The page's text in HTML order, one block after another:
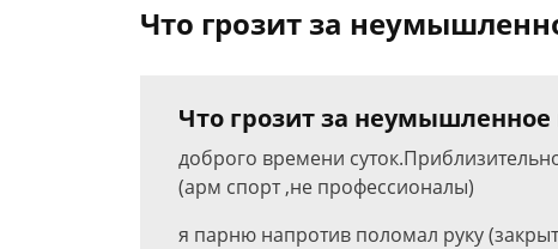
Что грозит за
Что грозит за неумышленное
доброго времени
(арм спорт ,не профессионалы)
я парню напротив поломал руку